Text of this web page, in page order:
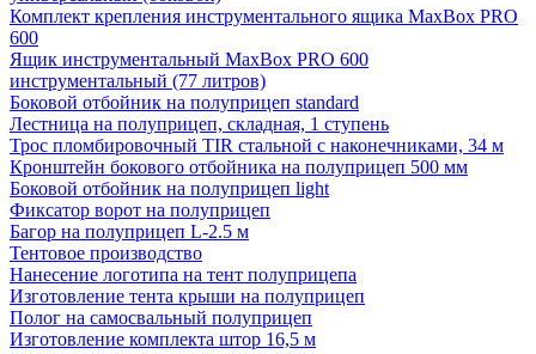
Комплект крепления инструментального ящика MaxBox PRO
600
Ящик инструментальный MaxBox PRO 600
инструментальный (77 литров)
Боковой отбойник на полуприцеп standard
Лестница на полуприцеп, складная, 1 ступень
Трос пломбировочный TIR стальной с наконечниками, 34 м
Кронштейн бокового отбойника на полуприцеп 500 мм
Боковой отбойник на полуприцеп light
Фиксатор ворот на полуприцеп
Багор на полуприцеп L-2.5 м
Тентовое производство
Нанесение логотипа на тент полуприцепа
Изготовление тента крыши на полуприцеп
Полог на самосвальный полуприцеп
Изготовление комплекта штор 16,5 м